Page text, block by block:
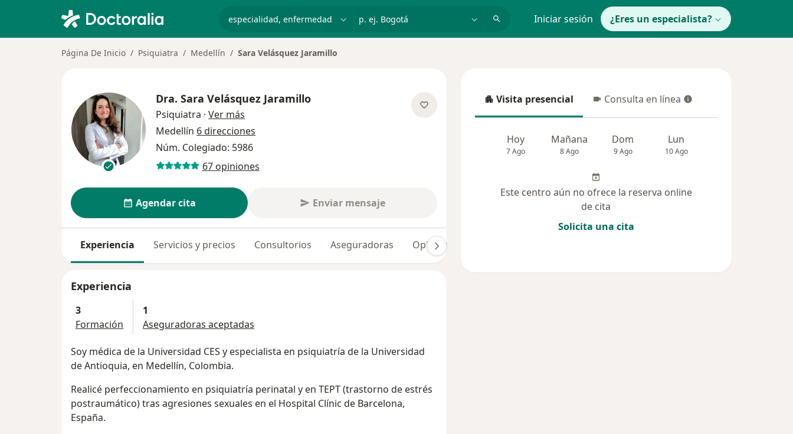
p. ej. Bogotá Iniciar sesión ¿Eres un especialista?
Página De Inicio Psiquiatra Medellín Sara Velásquez Jaramillo
Dra. Sara Velásquez Jaramillo
Psiquiatra · Ver más
Medellín 6 direcciones
Núm. Colegiado: 5986
67 opiniones
Agendar cita Enviar mensaje
Experiencia Servicios y precios Consultorios Aseguradoras Opiniones (67)
Experiencia
3
Formación
1
Aseguradoras aceptadas
Soy médica de la Universidad CES y especialista en psiquiatría de la Universidad
de Antioquia, en Medellín, Colombia.
Realicé perfeccionamiento en psiquiatría perinatal y en TEPT (trastorno de estrés
postraumático) tras agresiones sexuales en el Hospital Clínic de Barcelona,
España.
Visita presencial
Visita presencial Consulta en línea
Consulta en línea
Hoy
7 Ago
Mañana
8 Ago
Dom
9 Ago
Lun
10 Ago
Este centro aún no ofrece la reserva online
de cita
Solicita una cita